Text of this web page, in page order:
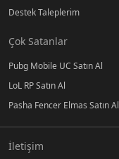
Destek Taleplerim
Çok Satanlar
Pubg Mobile UC Satın Al
LoL RP Satın Al
Pasha Fencer Elmas Satın Al
İletişim